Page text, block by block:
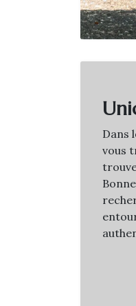
Dans
vous